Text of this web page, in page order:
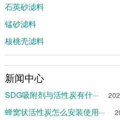
石英砂滤料
锰砂滤料
核桃壳滤料
新闻中心
SDG吸附剂与活性炭有什···
蜂窝状活性炭怎么安装使用···